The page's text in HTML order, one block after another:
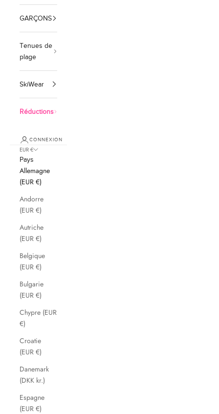
GARÇONS
Tenues de
plage
SkiWear
Réductions
CONNEXION
EUR €
Pays
Allemagne
(EUR €)
Andorre
(EUR €)
Autriche
(EUR €)
Belgique
(EUR €)
Bulgarie
(EUR €)
Chypre (EUR
€)
Croatie
(EUR €)
Danemark
(DKK kr.)
Espagne
(EUR €)